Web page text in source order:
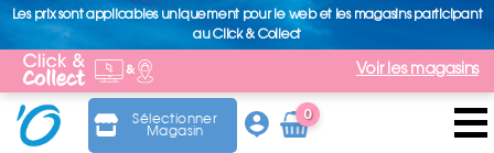
Les prix sont applicables uniquement pour le web et les magasins participant
au Click & Collect
Voir les magasins
Sélectionner
Magasin
0
Arti